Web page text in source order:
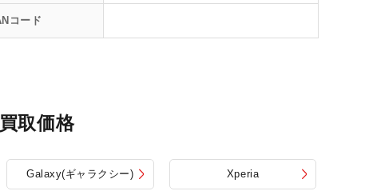
コード
取価格
Galaxy(ギャラクシー) Xperia